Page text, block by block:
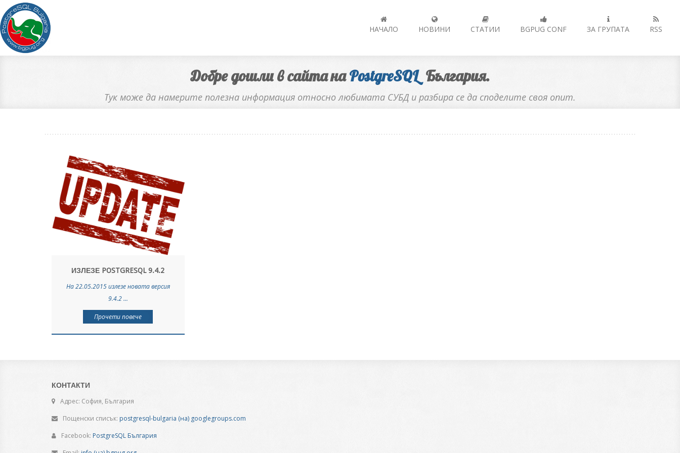
НАЧАЛО НОВИНИ СТАТИИ BGPUG CONF ЗА ГРУПАТА RSS
Добре дошли в сайта наPostgreSQLБългария.
Тук може да намерите полезна информация относно любимата СУБД и разбира се да споделите своя опит.
ИЗЛЕЗЕ POSTGRESQL 9.4.2
На 22.05.2015 излезе новата версия
9.4.2 ...
Прочети повече
КОНТАКТИ
Адрес: София, България
Пощенски списък: postgresql-bulgaria (на) googlegroups.com
Facebook: PostgreSQL България